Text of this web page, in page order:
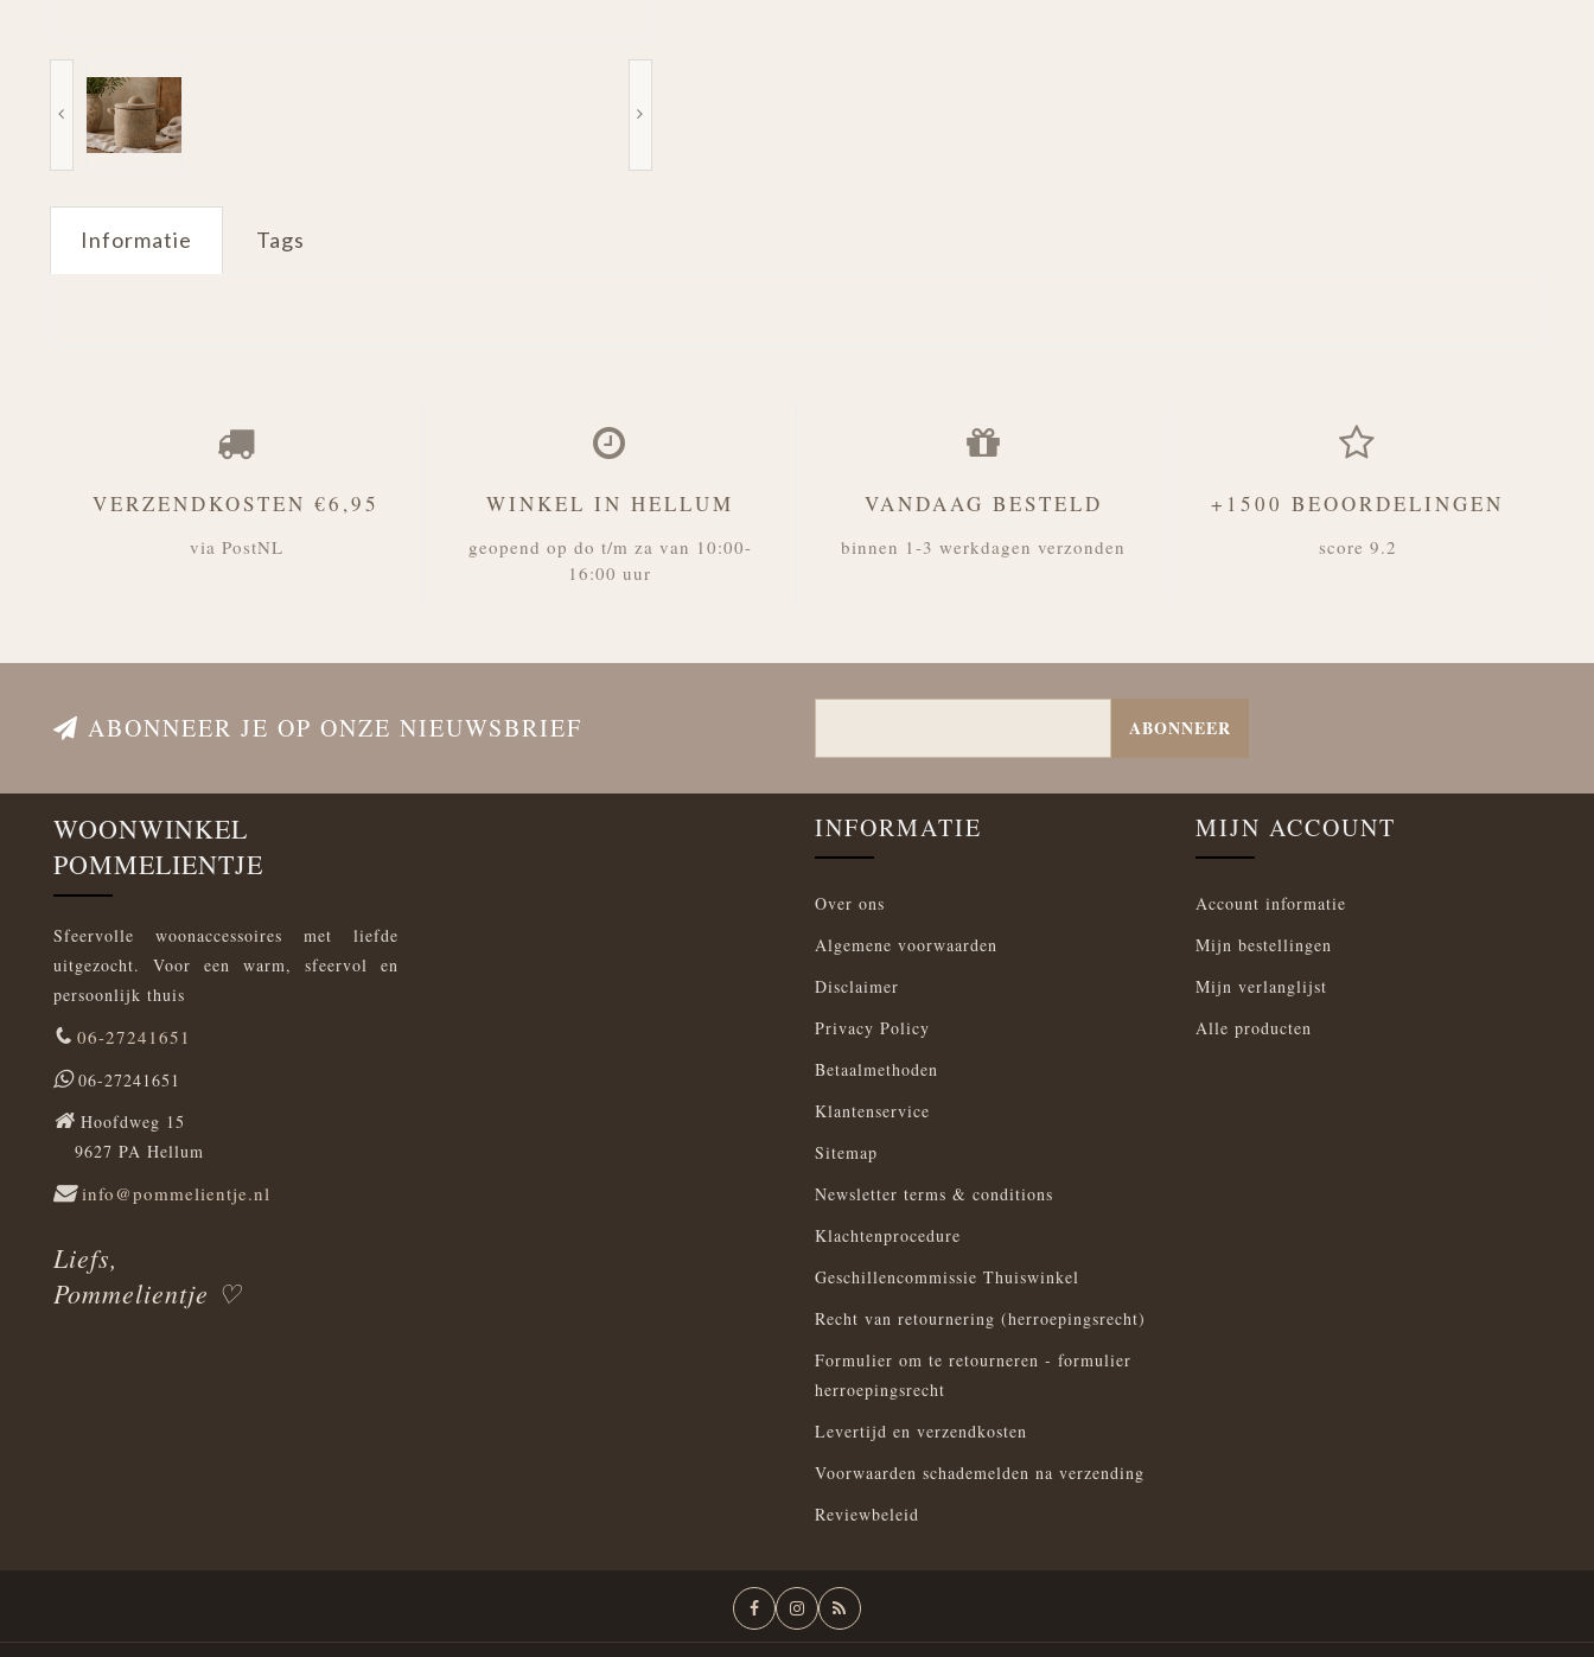
Informatie Tags
VERZENDKOSTEN €6,95
via PostNL
WINKEL IN HELLUM
geopend op do t/m za van 10:00-
16:00 uur
VANDAAG BESTELD
binnen 1-3 werkdagen verzonden
+1500 BEOORDELINGEN
score 9.2
ABONNEER JE OP ONZE NIEUWSBRIEF ABONNEER
WOONWINKEL
POMMELIENTJE
Sfeervolle woonaccessoires met liefde
uitgezocht. Voor een warm, sfeervol en
persoonlijk thuis
06-27241651
06-27241651
Hoofdweg 15
9627 PA Hellum
info@pommelientje.nl
Liefs,
Pommelientje ♡
INFORMATIE
Over ons
Algemene voorwaarden
Disclaimer
Privacy Policy
Betaalmethoden
Klantenservice
Sitemap
Newsletter terms & conditions
Klachtenprocedure
Geschillencommissie Thuiswinkel
Recht van retournering (herroepingsrecht)
Formulier om te retourneren - formulier
herroepingsrecht
Levertijd en verzendkosten
Voorwaarden schademelden na verzending
Reviewbeleid
MIJN ACCOUNT
Account informatie
Mijn bestellingen
Mijn verlanglijst
Alle producten